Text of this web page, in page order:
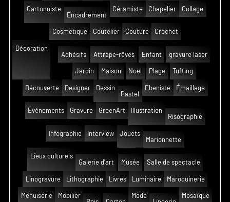
Cartonniste
Encadrement
Céramiste Chapelier Collage
Cosmetique Coutelier Couture Crochet
Décoration
Adhésifs
Attrape-rêves Enfant gravure laser
Jardin Maison Noël Plage Tufting
Découverte Designer
Dessin
Pastel
Ébeniste Émaillage
Événements Gravure GreenArt
Illustration
Risographie
Infographie Interview
Jouets
Marionnette
Lieux culturels
Galerie d'art
Musée Salle de spectacle
Linogravure Lithographie Livres Luminaire Maroquinerie
Menuiserie
Mobilier
Mode
Mosaïque